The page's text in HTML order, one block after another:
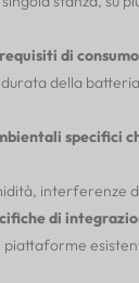
di
della
specifici
interferenze
di
piattaforme